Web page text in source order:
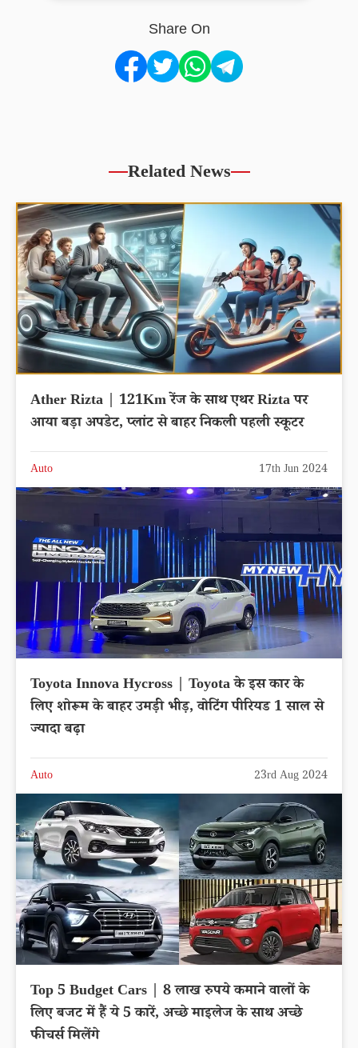
Share On
Related News
Ather Rizta | 121Km रेंज के साथ एथर Rizta पर
आया बड़ा अपडेट, प्लांट से बाहर निकली पहली स्कूटर
Auto 17th Jun 2024
Toyota Innova Hycross | Toyota के इस कार के
लिए शोरूम के बाहर उमड़ी भीड़, वोटिंग पीरियड 1 साल से
ज्यादा बढ़ा
Auto 23rd Aug 2024
Top 5 Budget Cars | 8 लाख रुपये कमाने वालों के
लिए बजट में हैं ये 5 कारें, अच्छे माइलेज के साथ अच्छे
फीचर्स मिलेंगे